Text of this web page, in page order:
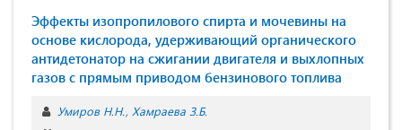
Эффекты изопропилового спирта и мочевины на
основе кислорода, удерживающий органического
антидетонатор на сжигании двигателя и выхлопных
газов с прямым приводом бензинового топлива
Умиров Н.Н. Хамраева З.Б.